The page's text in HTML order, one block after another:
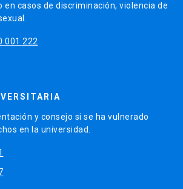
en casos de discriminación, violencia de
001 222
y consejo si se ha vulnerado
en la universidad.